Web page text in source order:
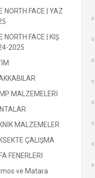
NORTH FACE | YAZ
NORTH FACE | KIŞ
2025
MALZEMELERİ
MALZEMELER
ÇALIŞMA
FENERLERİ
ve Matara